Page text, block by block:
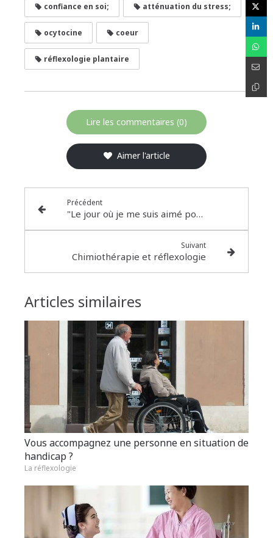
confiance en soi; atténuation du stress;
ocytocine coeur
réflexologie plantaire
Lire les commentaires (0)
Aimer l'article
Précédent
"Le jour où je me suis aimé pour de vrai" Chaplin
Suivant
Chimiothérapie et réflexologie
Articles similaires
Vous accompagnez une personne en situation de
handicap ?
La réflexologie